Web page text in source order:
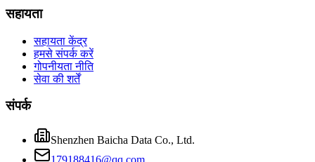
सहायता
सहायता केंद्र
हमसे संपर्क करें
गोपनीयता नीति
सेवा की शर्तें
संपर्क
Shenzhen Baicha Data Co., Ltd.
179188416@qq.com